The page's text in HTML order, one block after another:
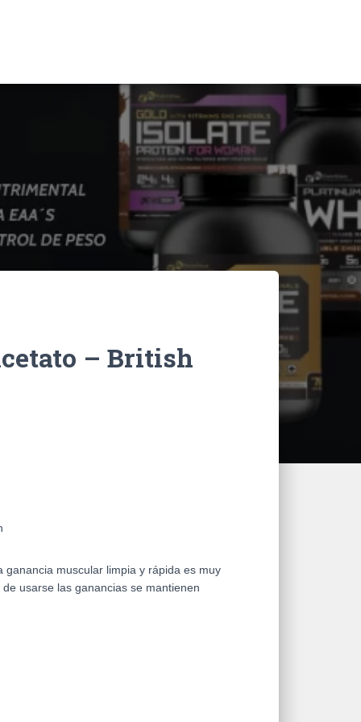
– British
ganancia muscular limpia y rápida es muy
usarse las ganancias se mantienen